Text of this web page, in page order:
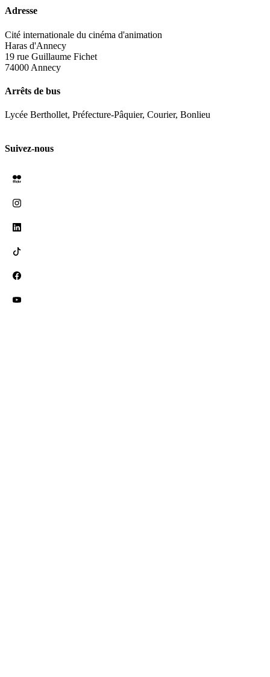
Adresse
Cité internationale du cinéma d'animation
Haras d'Annecy
19 rue Guillaume Fichet
74000 Annecy
Arrêts de bus
Lycée Berthollet, Préfecture-Pâquier, Courier, Bonlieu
Suivez-nous